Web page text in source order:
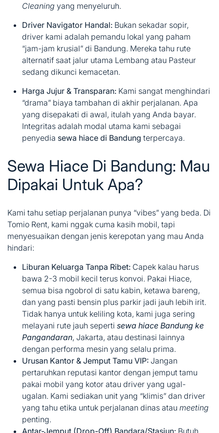
Cleaning yang menyeluruh.
Driver Navigator Handal: Bukan sekadar sopir,
driver kami adalah pemandu lokal yang paham
“jam-jam krusial” di Bandung. Mereka tahu rute
alternatif saat jalur utama Lembang atau Pasteur
sedang dikunci kemacetan.
Harga Jujur & Transparan: Kami sangat menghindari
“drama” biaya tambahan di akhir perjalanan. Apa
yang disepakati di awal, itulah yang Anda bayar.
Integritas adalah modal utama kami sebagai
penyedia sewa hiace di Bandung terpercaya.
Sewa Hiace Di Bandung: Mau
Dipakai Untuk Apa?
Kami tahu setiap perjalanan punya “vibes” yang beda. Di
Tomio Rent, kami nggak cuma kasih mobil, tapi
menyesuaikan dengan jenis kerepotan yang mau Anda
hindari:
Liburan Keluarga Tanpa Ribet: Capek kalau harus
bawa 2-3 mobil kecil terus konvoi. Pakai Hiace,
semua bisa ngobrol di satu kabin, ketawa bareng,
dan yang pasti bensin plus parkir jadi jauh lebih irit.
Tidak hanya untuk keliling kota, kami juga sering
melayani rute jauh seperti sewa hiace Bandung ke
Pangandaran, Jakarta, atau destinasi lainnya
dengan performa mesin yang selalu prima.
Urusan Kantor & Jemput Tamu VIP: Jangan
pertaruhkan reputasi kantor dengan jemput tamu
pakai mobil yang kotor atau driver yang ugal-
ugalan. Kami sediakan unit yang “klimis” dan driver
yang tahu etika untuk perjalanan dinas atau meeting
penting.